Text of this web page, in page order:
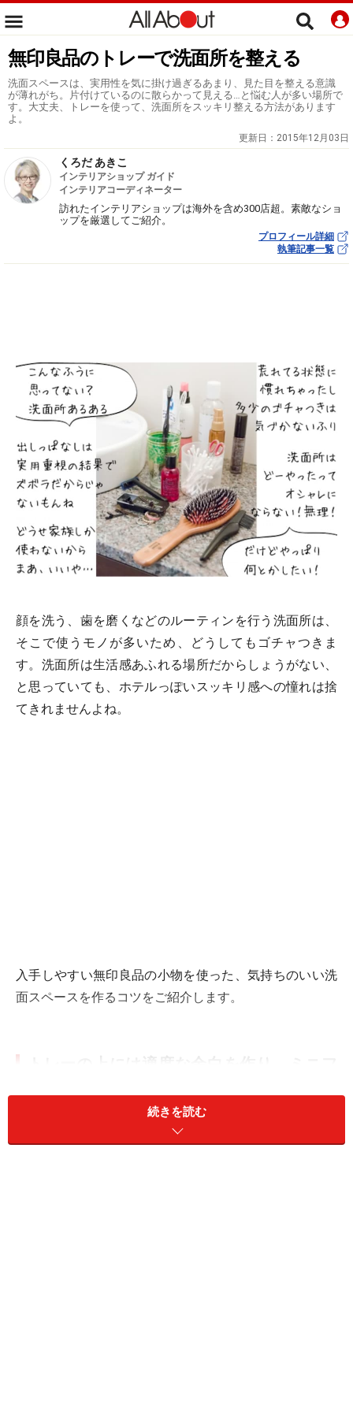
無印良品のトレーで洗面所を整える
洗面スペースは、実用性を気に掛け過ぎるあまり、見た目を整える意識
が薄れがち。片付けているのに散らかって見える…と悩む人が多い場所で
す。大丈夫、トレーを使って、洗面所をスッキリ整える方法があります
よ。
更新日： 2015年12月03日
くろだ あきこ
インテリアショップ ガイド
インテリアコーディネーター
訪れたインテリアショップは海外を含め300店超。素敵なショ
ップを厳選してご紹介。
プロフィール詳細
執筆記事一覧
顔を洗う、歯を磨くなどのルーティンを行う洗面所は、
そこで使うモノが多いため、どうしてもゴチャつきま
す。洗面所は生活感あふれる場所だからしょうがない、
と思っていても、ホテルっぽいスッキリ感への憧れは捨
てきれませんよね。
入手しやすい無印良品の小物を使った、気持ちのいい洗
面スペースを作るコツをご紹介します。
ゴチャつく小物をとりあえずトレーに載せるだけでは、
スッキリとした印象にはなりません。トレーの上がゴチ
続きを読む